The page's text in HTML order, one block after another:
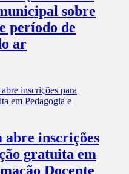
sobre
período de
ar
inscrições
gratuita em
Docente